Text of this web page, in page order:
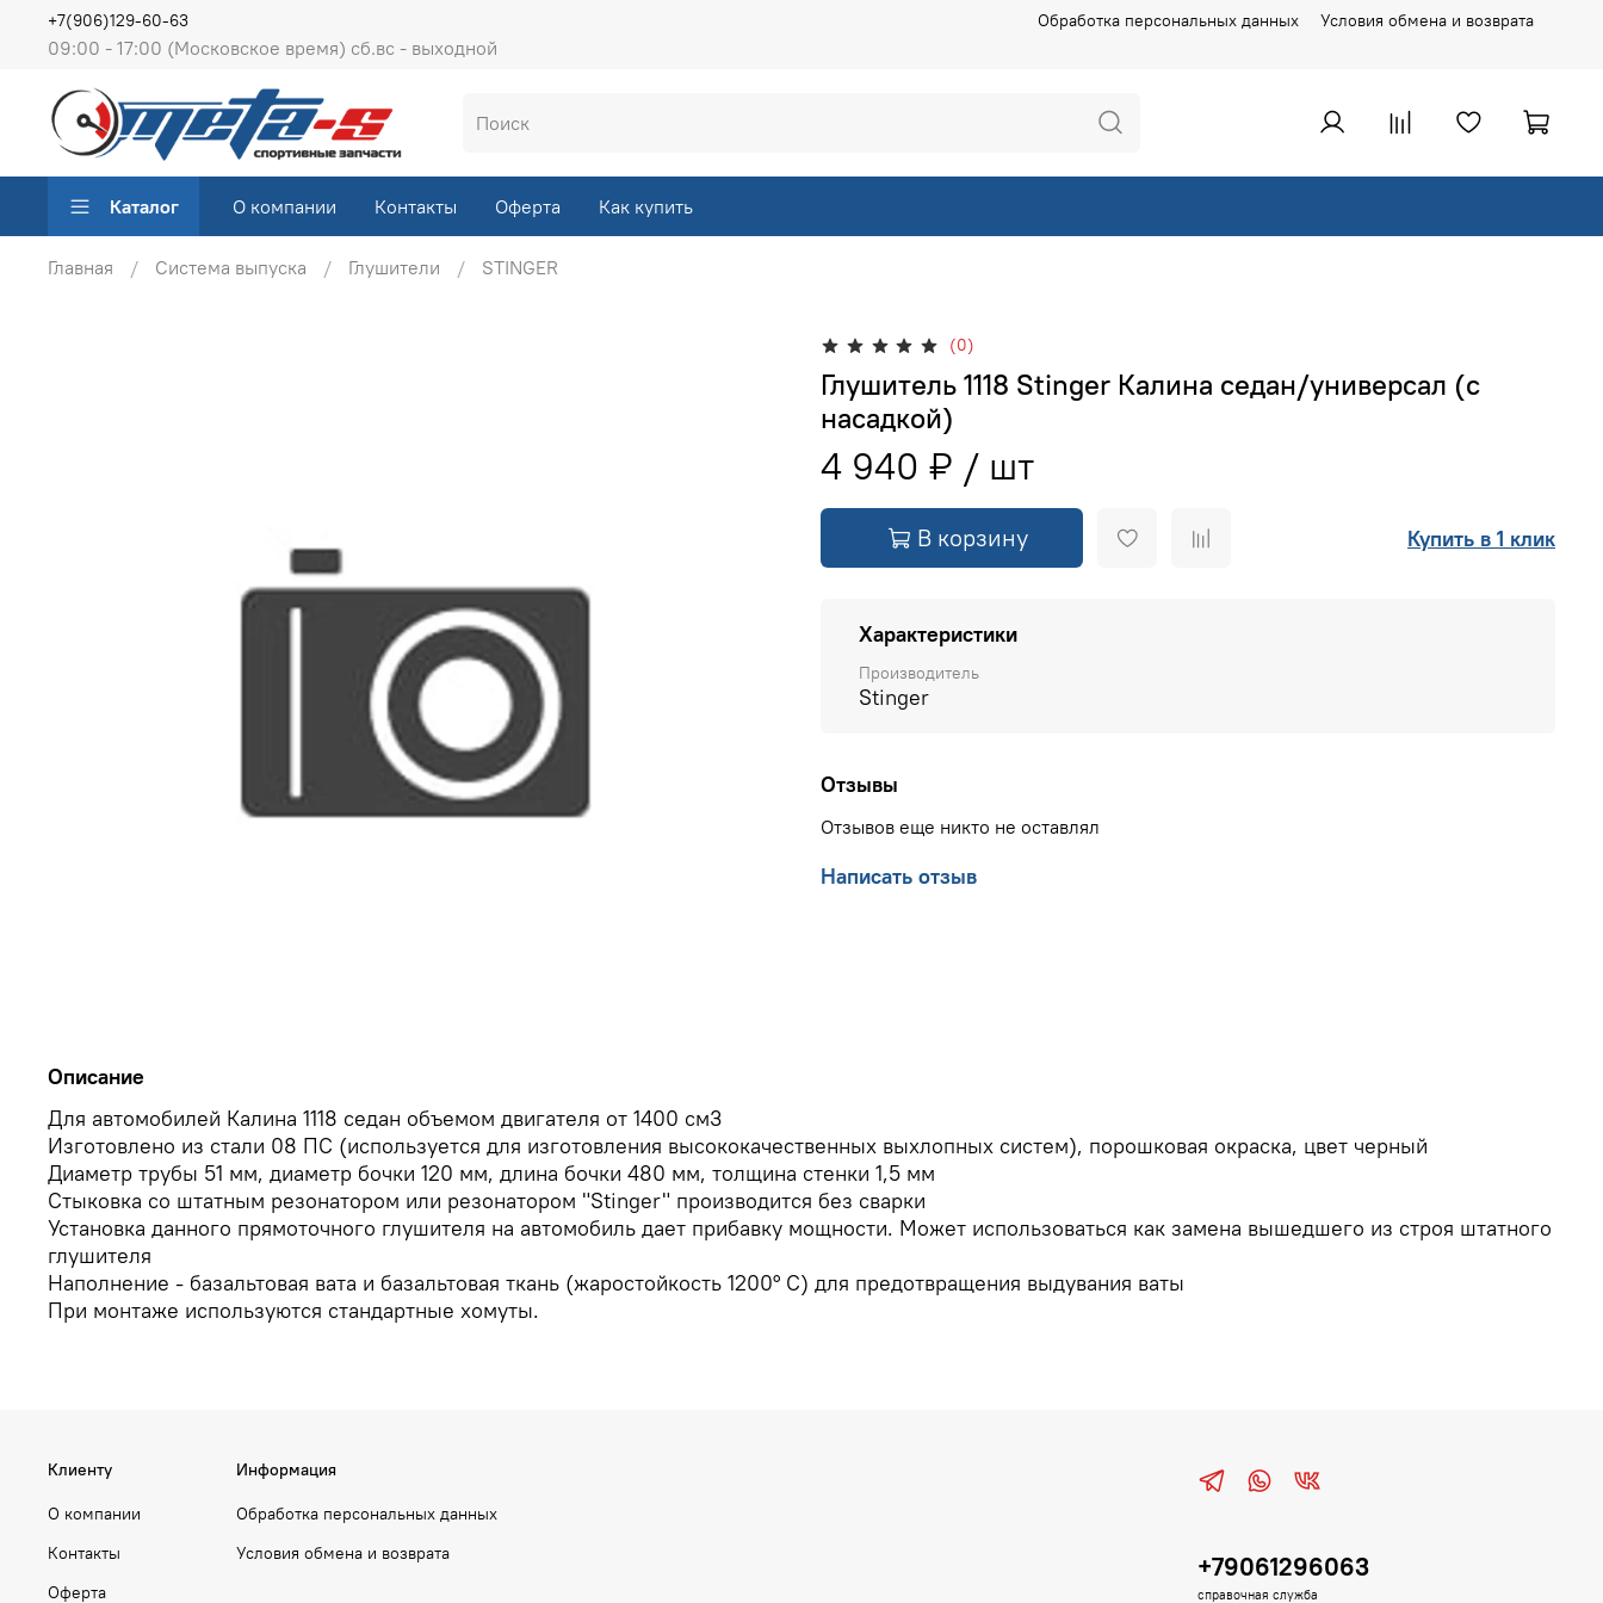
Обработка персональных данных Условия обмена и возврата
09:00 - 17:00 (Московское время) сб.вс - выходной
+7(906)129-60-63
Каталог О компании Контакты Оферта Как купить
Главная Система выпуска Глушители STINGER
(0)
Глушитель 1118 Stinger Калина седан/универсал (с
насадкой)
4 940 ₽
В корзину Купить в 1 клик
Характеристики
Производитель
Stinger
Отзывы
Отзывов еще никто не оставлял
Написать отзыв
Описание
Для автомобилей Калина 1118 седан объемом двигателя от 1400 см3
Изготовлено из стали 08 ПC (используется для изготовления высококачественных выхлопных систем), порошковая окраска, цвет черный
Диаметр трубы 51 мм, диаметр бочки 120 мм, длина бочки 480 мм, толщина стенки 1,5 мм
Стыковка со штатным резонатором или резонатором "Stinger" производится без сварки
Установка данного прямоточного глушителя на автомобиль дает прибавку мощности. Может использоваться как замена вышедшего из строя штатного
глушителя
Наполнение - базальтовая вата и базальтовая ткань (жаростойкость 1200° С) для предотвращения выдувания ваты
При монтаже используются стандартные хомуты.
Клиенту
О компании
Контакты
Оферта
Информация
Обработка персональных данных
Условия обмена и возврата
+79061296063
справочная служба